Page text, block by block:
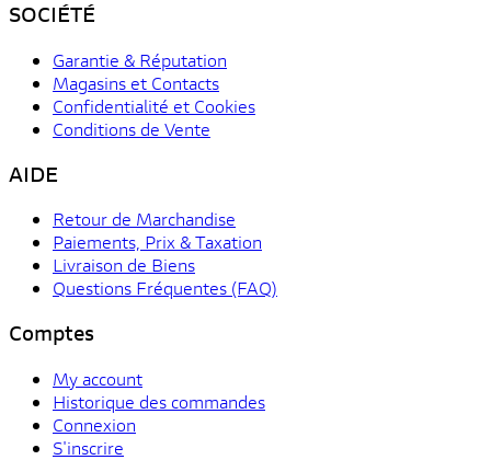
SOCIÉTÉ
Garantie & Réputation
Magasins et Contacts
Confidentialité et Cookies
Conditions de Vente
AIDE
Retour de Marchandise
Paiements, Prix & Taxation
Livraison de Biens
Questions Fréquentes (FAQ)
Comptes
My account
Historique des commandes
Connexion
S'inscrire